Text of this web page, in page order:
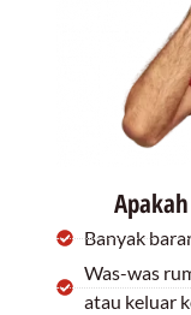
Banyak
Was-was
atau keluar